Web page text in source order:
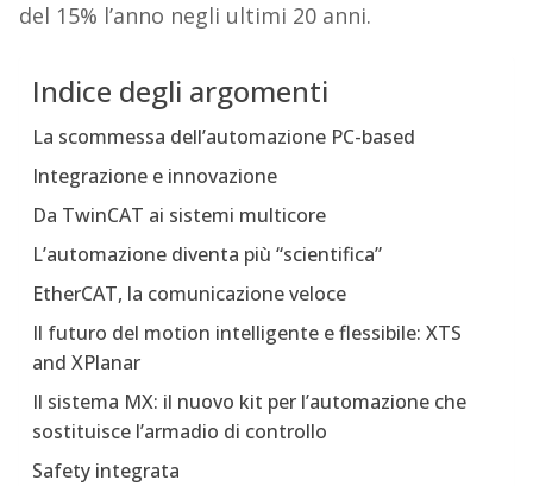
del 15% l’anno negli ultimi 20 anni.
Indice degli argomenti
La scommessa dell’automazione PC-based
Integrazione e innovazione
Da TwinCAT ai sistemi multicore
L’automazione diventa più “scientifica”
EtherCAT, la comunicazione veloce
Il futuro del motion intelligente e flessibile: XTS
and XPlanar
Il sistema MX: il nuovo kit per l’automazione che
sostituisce l’armadio di controllo
Safety integrata